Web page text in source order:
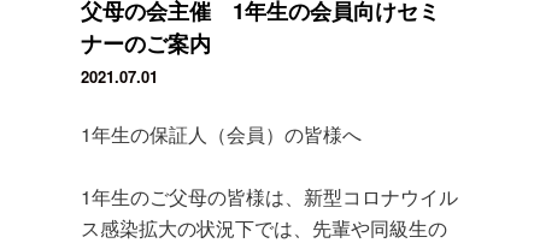
父母の会主催 1年生の会員向けセミ
ナーのご案内
2021.07.01
1年生の保証人（会員）の皆様へ
1年生のご父母の皆様は、新型コロナウイル
ス感染拡大の状況下では、先輩や同級生の